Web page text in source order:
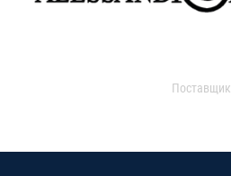
Поставщик